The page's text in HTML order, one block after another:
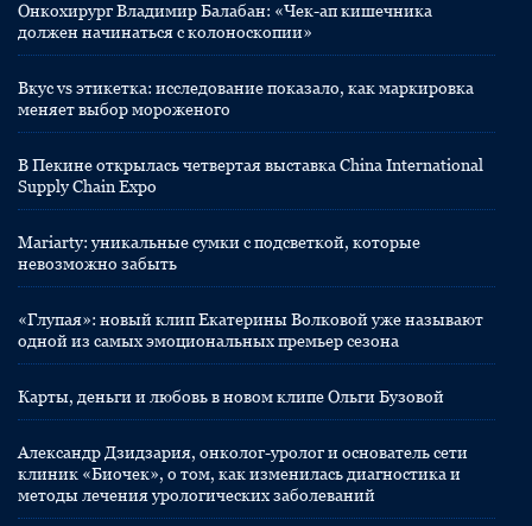
Онкохирург Владимир Балабан: «Чек-ап кишечника
должен начинаться с колоноскопии»
Вкус vs этикетка: исследование показало, как маркировка
меняет выбор мороженого
В Пекине открылась четвертая выставка China International
Supply Chain Expo
Mariarty: уникальные сумки с подсветкой, которые
невозможно забыть
«Глупая»: новый клип Екатерины Волковой уже называют
одной из самых эмоциональных премьер сезона
Карты, деньги и любовь в новом клипе Ольги Бузовой
Александр Дзидзария, онколог-уролог и основатель сети
клиник «Биочек», о том, как изменилась диагностика и
методы лечения урологических заболеваний